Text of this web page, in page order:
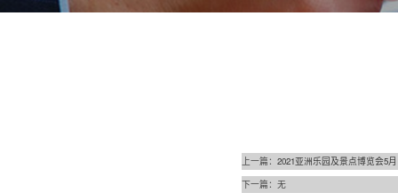
上一篇： 2021亚洲乐园及景点博览会5
下一篇：无